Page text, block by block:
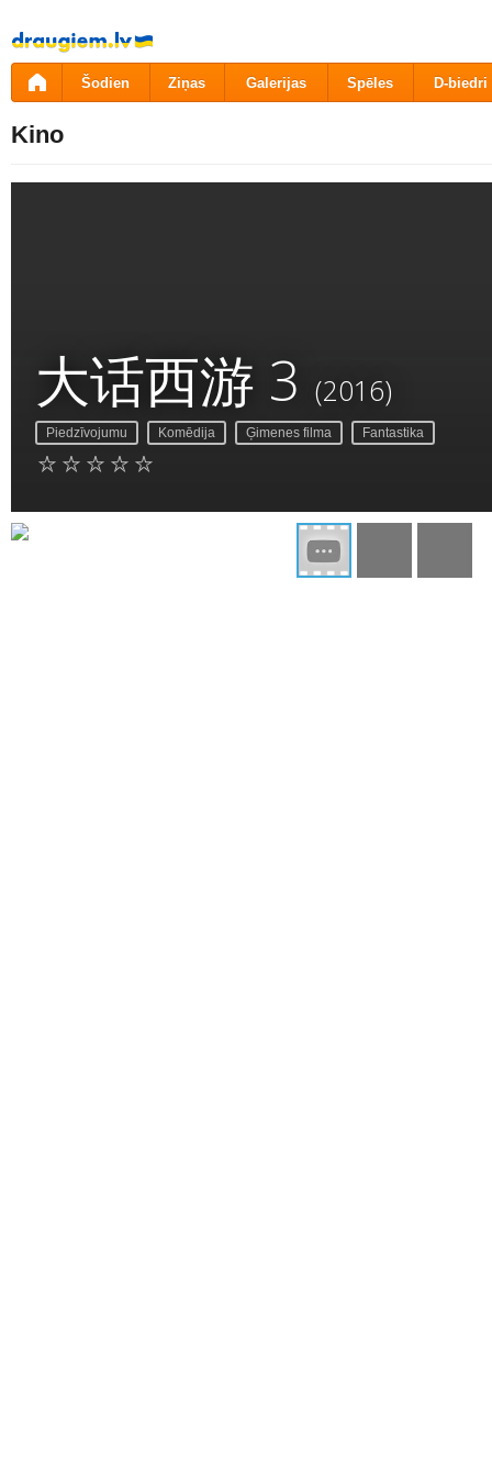
Pāriet
uz
saturu
Šodien Ziņas Galerijas Spēles D-biedri
Kino
大话西游 3 (2016)
Piedzīvojumu Komēdija Ģimenes filma Fantastika